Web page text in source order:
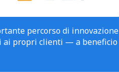
percorso di innovazione
ai propri clienti — a beneficio